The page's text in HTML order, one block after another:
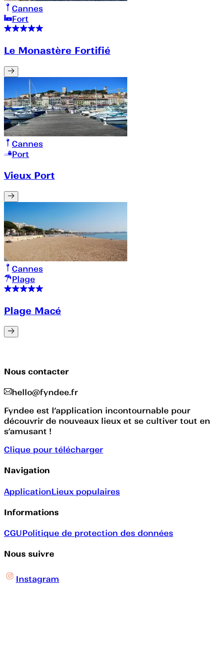
Cannes
Fort
Le Monastère Fortifié
Cannes
Port
Vieux Port
Cannes
Plage
Plage Macé
Nous contacter
hello@fyndee.fr
Fyndee est l’application incontournable pour
découvrir de nouveaux lieux et se cultiver tout en
s’amusant !
Clique pour télécharger
Navigation
ApplicationLieux populaires
Informations
CGUPolitique de protection des données
Nous suivre
Instagram